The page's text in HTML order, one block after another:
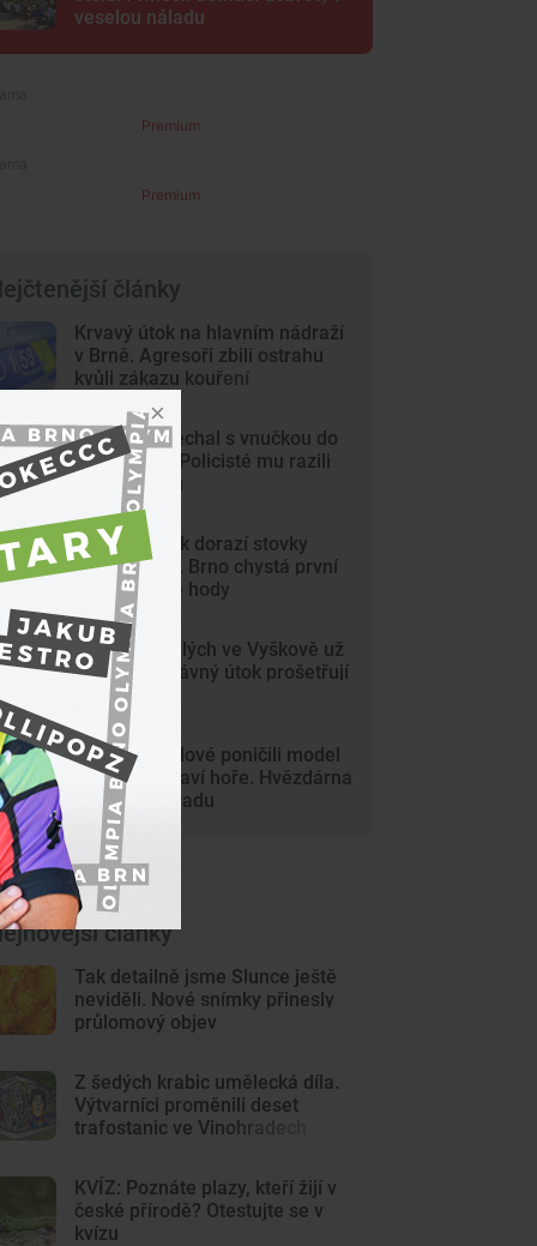
veselou náladu
Premium
Premium
články
Krvavý útok na hlavním nádraží
v Brně. Agresoři zbili ostrahu
kvůli zákazu kouření
Dědeček spěchal s vnučkou do
nemocnice. Policisté mu razili
cestu Brnem
Na Svoboďák dorazí stovky
krojovaných. Brno chystá první
celoměstské hody
Gang nezletilých ve Vyškově už
dořádil. Nedávný útok prošetřují
kriminalisté
Mladí vandalové poničili model
Marsu na Kraví hoře. Hvězdárna
zařídila náhradu
články
Tak detailně jsme Slunce ještě
neviděli. Nové snímky přinesly
průlomový objev
Z šedých krabic umělecká díla.
Výtvarníci proměnili deset
trafostanic ve Vinohradech
KVÍZ: Poznáte plazy, kteří žijí v
české přírodě? Otestujte se v
kvízu